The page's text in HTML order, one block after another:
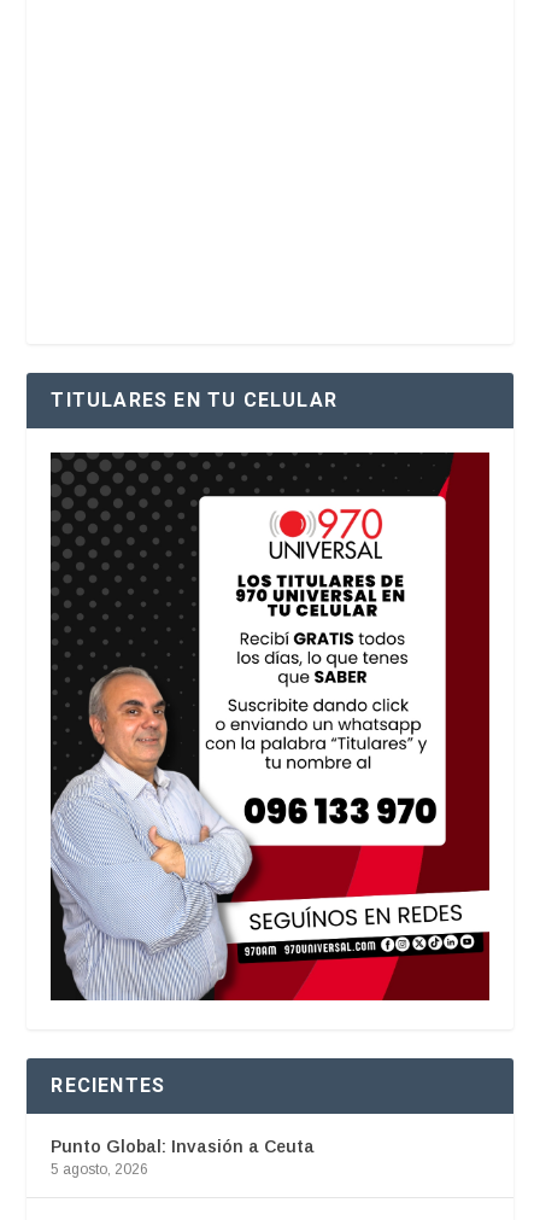
TITULARES EN TU CELULAR
RECIENTES
Punto Global: Invasión a Ceuta
5 agosto, 2026